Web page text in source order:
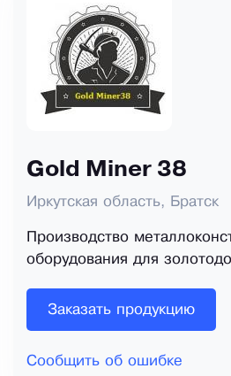
Gold Miner 38
Иркутская область, Братск
Производство
оборудования для
Заказать продукцию
Сообщить об ошибке